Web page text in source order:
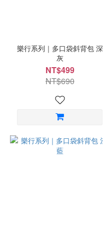
樂行系列｜多口袋斜背包 深
灰
NT$499
NT$690